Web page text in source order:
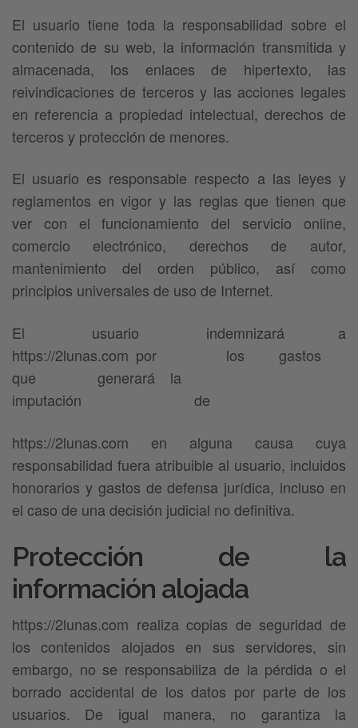
El usuario tiene toda la responsabilidad sobre el
contenido de su web, la información transmitida y
almacenada, los enlaces de hipertexto, las
reivindicaciones de terceros y las acciones legales
en referencia a propiedad intelectual, derechos de
terceros y protección de menores.
El usuario es responsable respecto a las leyes y
reglamentos en vigor y las reglas que tienen que
ver con el funcionamiento del servicio online,
comercio electrónico, derechos de autor,
mantenimiento del orden público, así como
principios universales de uso de Internet.
El usuario indemnizará a
https://2lunas.com por los gastos
que generará la
imputación de
https://2lunas.com en alguna causa cuya
responsabilidad fuera atribuible al usuario, incluidos
honorarios y gastos de defensa jurídica, incluso en
el caso de una decisión judicial no definitiva.
Protección de la
información alojada
https://2lunas.com realiza copias de seguridad de
los contenidos alojados en sus servidores, sin
embargo, no se responsabiliza de la pérdida o el
borrado accidental de los datos por parte de los
usuarios. De igual manera, no garantiza la